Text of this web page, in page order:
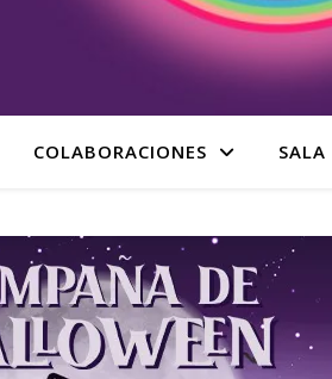
COLABORACIONES SALA